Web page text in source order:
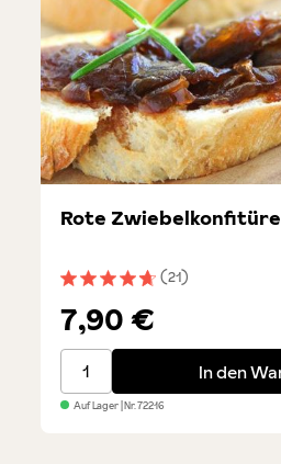
Durchschnittliche
(21)
Rote Zwiebelkonfitüre
7,90 €
Rote Zwiebelkonfitüre
In den
Auf Lager| Nr.72216